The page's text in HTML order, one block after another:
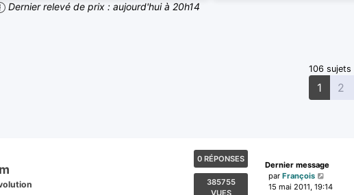
Dernier relevé de prix : aujourd'hui à 20h14
106 sujets
1 2
0 RÉPONSES
385755
Dernier message
par François
15 mai 2011, 19:14